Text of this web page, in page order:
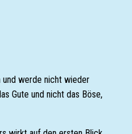
und werde nicht wieder
Gute und nicht das Böse,